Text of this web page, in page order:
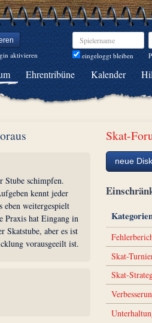
aktivieren
Spielername
eingeloggt bleiben
Ehrentribüne Kalender
Stube schimpfen.
kennt jeder
eben weitergespielt
Praxis hat Eingang in
aber es ist
vorausgeeilt ist.
Skat-
neue
Skat-
Skat-